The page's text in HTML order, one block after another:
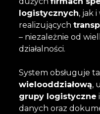
logistycznych, jak
realizujących
– niezależnie od
działalności.
System obsługuje
wielooddziałową,
grupy logistyczne
danych oraz